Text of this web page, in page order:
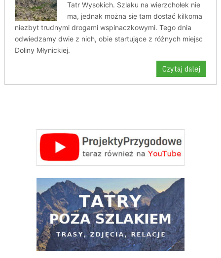
Tatr Wysokich. Szlaku na wierzchołek nie
ma, jednak można się tam dostać kilkoma
niezbyt trudnymi drogami wspinaczkowymi. Tego dnia
odwiedzamy dwie z nich, obie startujące z różnych miejsc
Doliny Młynickiej.
Czytaj dalej